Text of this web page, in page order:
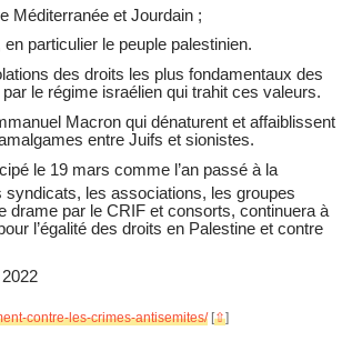
Méditerranée et Jourdain ;
particulier le peuple palestinien.
des droits les plus fondamentaux des
le régime israélien qui trahit ces valeurs.
Macron qui dénaturent et affaiblissent
entre Juifs et sionistes.
le 19 mars comme l’an passé à la
syndicats, les associations, les groupes
drame par le CRIF et consorts, continuera à
l’égalité des droits en Palestine et contre
contre-les-crimes-antisemites/ [⇧]